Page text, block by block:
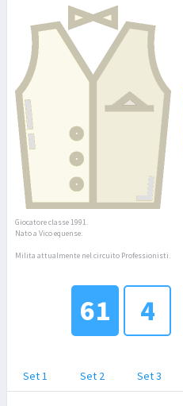
Giocatore classe 1991.
Nato a Vico equense.
Milita attualmente nel circuito Professionisti.
4
61
Set 1 Set 2 Set 3